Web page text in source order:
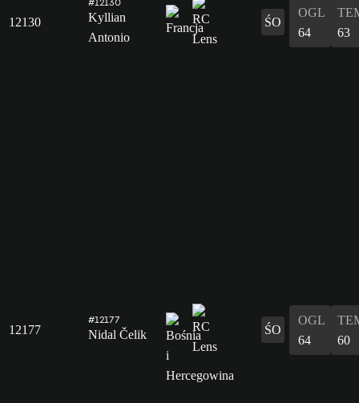
12130
Kyllian
Antonio
ŚO
OGL
64
63
12177
#12177
Nidal Čelik ŚO
OGL
64
60